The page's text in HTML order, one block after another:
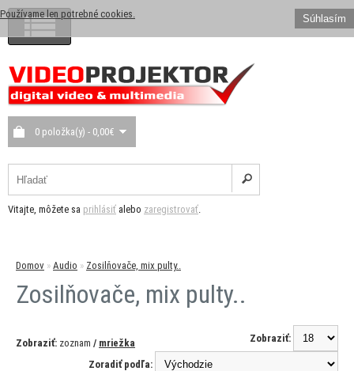
0 položka(y) - 0,00€
Vitajte, môžete sa prihlásiť alebo zaregistrovať.
Súhlasím
Používame len potrebné cookies.
Domov » Audio » Zosilňovače, mix pulty..
Zosilňovače, mix pulty..
Zobraziť: zoznam / mriežka Zobraziť:
Zoradiť podľa: